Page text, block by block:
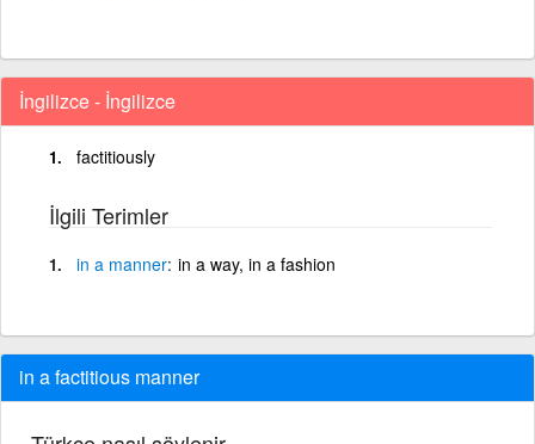
İngilizce - İngilizce
factitiously
İlgili Terimler
in a manner in a way, in a fashion
in a factitious manner